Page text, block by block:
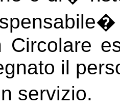
Circolare
il
servizio.